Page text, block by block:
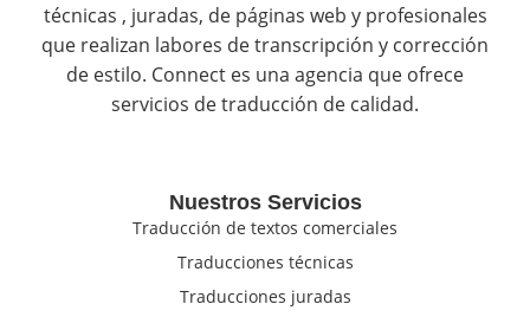
técnicas , juradas, de páginas web y profesionales
que realizan labores de transcripción y corrección
de estilo. Connect es una agencia que ofrece
servicios de traducción de calidad.
Nuestros Servicios
Traducción de textos comerciales
Traducciones técnicas
Traducciones juradas